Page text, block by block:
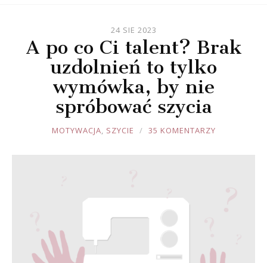
24 SIE 2023
A po co Ci talent? Brak
uzdolnień to tylko
wymówka, by nie
spróbować szycia
JOULE
MOTYWACJA, SZYCIE 35 KOMENTARZY